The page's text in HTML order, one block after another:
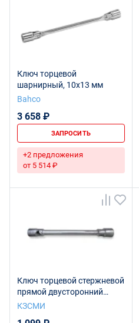
Ключ торцевой
шарнирный, 10х13 мм
Bahco
3 658 ₽
ЗАПРОСИТЬ
+2 предложения
от 5 514 ₽
Ключ торцевой стержневой
прямой двусторонний
32х38 L400 Ц15хр.бцв.
КЗСМИ